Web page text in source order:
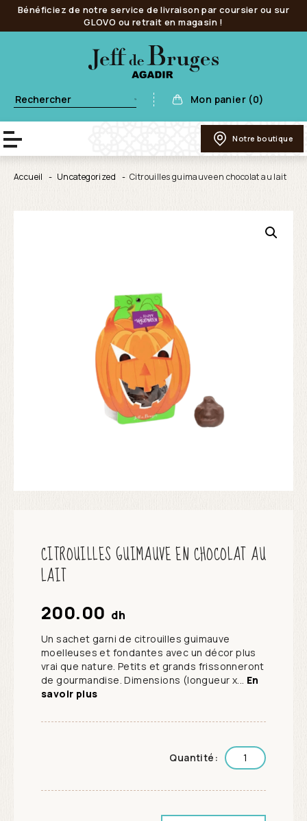
Bénéficiez de notre service de livraison par coursier ou sur
GLOVO ou retrait en magasin !
Mon panier (0)
Notre boutique
Accueil Uncategorized Citrouilles guimauve en chocolat au lait
CITROUILLES GUIMAUVE EN CHOCOLAT AU
LAIT
200.00 dh
Un sachet garni de citrouilles guimauve
moelleuses et fondantes avec un décor plus
vrai que nature. Petits et grands frissonneront
de gourmandise. Dimensions (longueur x... En
savoir plus
Quantité: